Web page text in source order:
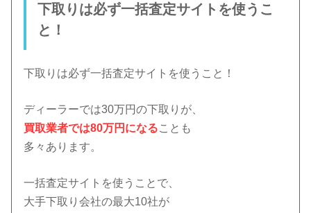
下取りは必ず一括査定サイトを使うこ
と！
下取りは必ず一括査定サイトを使うこと！
ディーラーでは30万円の下取りが、
買取業者では80万円になることも
多々あります。
一括査定サイトを使うことで、
大手下取り会社の最大10社が